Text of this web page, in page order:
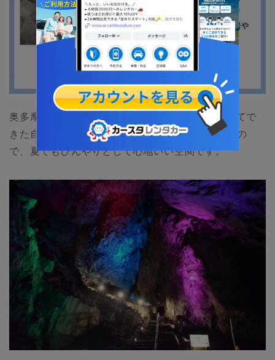
奥多摩町にある 日原鍾乳洞
は、石灰岩が侵食されてで
きた自然洞窟です。洞内は年間を通じて約11℃なの
で、夏でもひんやりとして心地いい空間です。